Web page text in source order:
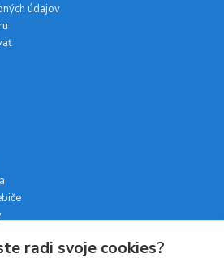
údajov
radi svoje cookies?